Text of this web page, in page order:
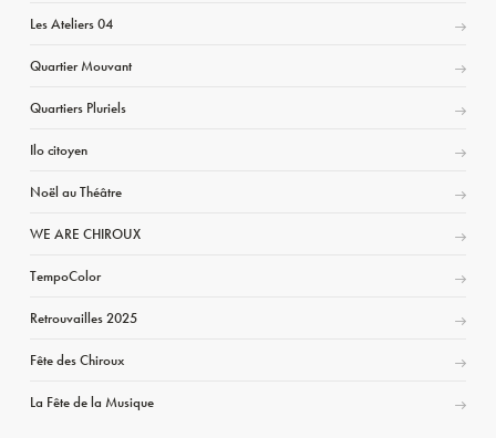
Les Ateliers 04
Quartier Mouvant
Quartiers Pluriels
Ilo citoyen
Noël au Théâtre
WE ARE CHIROUX
TempoColor
Retrouvailles 2025
Fête des Chiroux
La Fête de la Musique